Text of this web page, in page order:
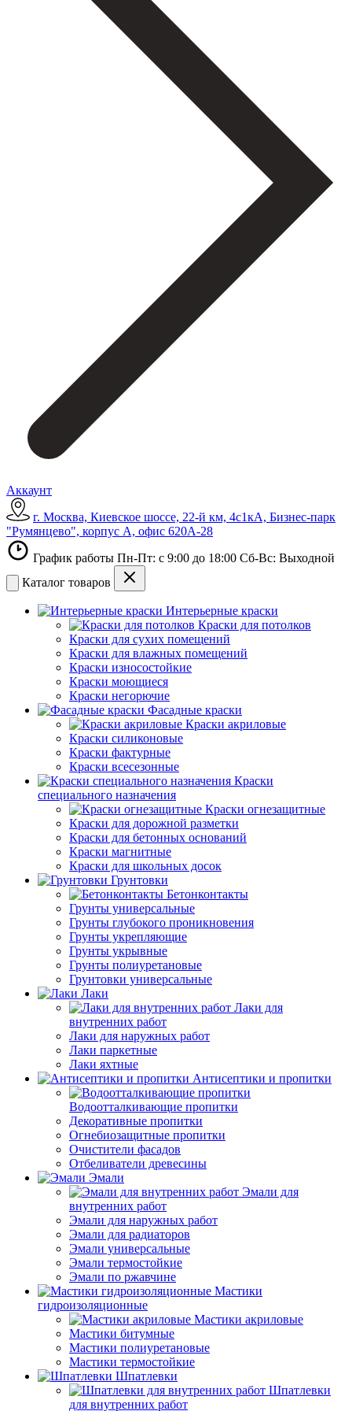
Аккаунт
г. Москва, Киевское шоссе, 22-й км, 4с1кА, Бизнес-парк
"Румянцево", корпус А, офис 620А-28
График работы Пн-Пт: с 9:00 до 18:00 Сб-Вс: Выходной
Каталог товаров
Интерьерные краски
Краски для потолков
Краски для сухих помещений
Краски для влажных помещений
Краски износостойкие
Краски моющиеся
Краски негорючие
Фасадные краски
Краски акриловые
Краски силиконовые
Краски фактурные
Краски всесезонные
Краски
специального назначения
Краски огнезащитные
Краски для дорожной разметки
Краски для бетонных оснований
Краски магнитные
Краски для школьных досок
Грунтовки
Бетонконтакты
Грунты универсальные
Грунты глубокого проникновения
Грунты укрепляющие
Грунты укрывные
Грунты полиуретановые
Грунтовки универсальные
Лаки
Лаки для
внутренних работ
Лаки для наружных работ
Лаки паркетные
Лаки яхтные
Антисептики и пропитки
Водоотталкивающие пропитки
Декоративные пропитки
Огнебиозащитные пропитки
Очистители фасадов
Отбеливатели древесины
Эмали
Эмали для
внутренних работ
Эмали для наружных работ
Эмали для радиаторов
Эмали универсальные
Эмали термостойкие
Эмали по ржавчине
Мастики
гидроизоляционные
Мастики акриловые
Мастики битумные
Мастики полиуретановые
Мастики термостойкие
Шпатлевки
Шпатлевки
для внутренних работ